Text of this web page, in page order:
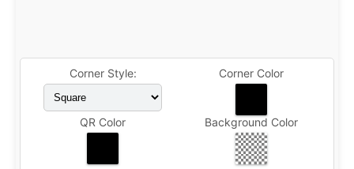
Corner Style: Corner Color
QR Color Background Color